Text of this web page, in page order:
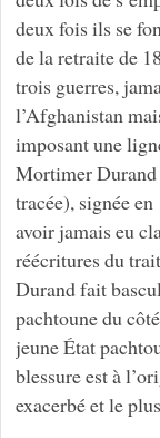
deux fois ils se
de la retraite de
trois guerres,
l’Afghanistan
imposant une
Mortimer Durand
tracée), signée
avoir jamais eu
réécritures du
Durand fait
pachtoune du
jeune État
blessure est à
exacerbé et le